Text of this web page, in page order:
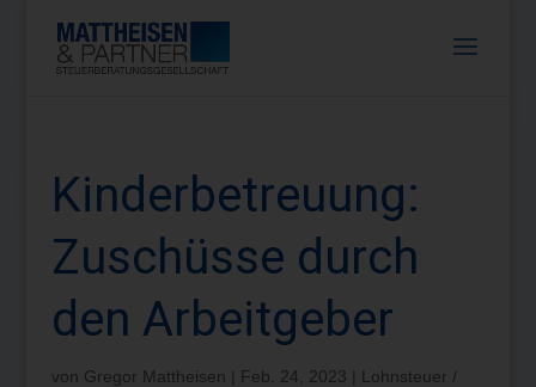
Kinderbetreuung:
Zuschüsse durch
den Arbeitgeber
von Gregor Mattheisen Feb. 24, 2023
Lohnsteuer /